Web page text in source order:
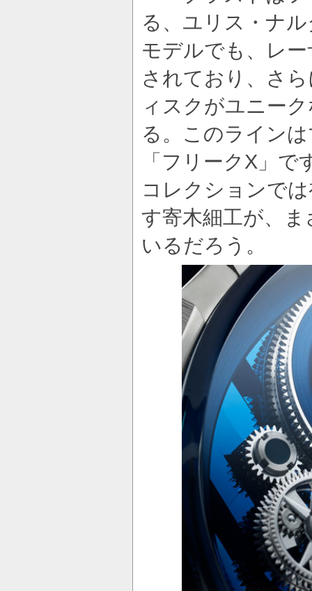
る、ユリス・ナ
モデルでも、レ
されており、さ
ィスクがユニー
る。このライン
「フリークX」
コレクションで
す寄木細工が、
いるだろう。